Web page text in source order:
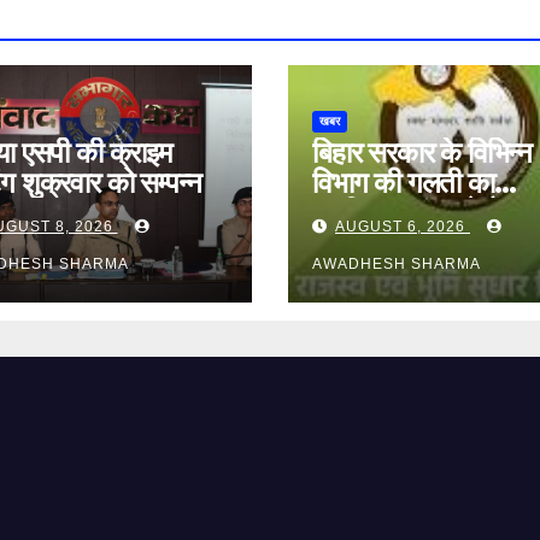
एसपी की क्राइम
शुक्रवार को सम्पन्न
8, 2026
SHARMA
खबर
बिहार सरकार के विभिन्न
विभाग की गलती का
दुष्परिणाम भुगत रहे हैं
आमजन, पदाधिकारी और
अन्य हैं मौन
AUGUST 6, 2026
AWADHESH SHARMA